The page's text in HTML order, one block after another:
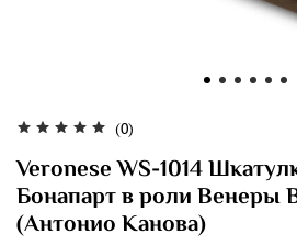
(0)
Veronese WS-1014
Бонапарт в роли Венеры
(Антонио Канова)